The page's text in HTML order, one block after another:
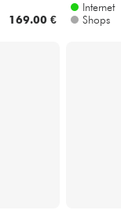
169.00 €
Internet
Shops